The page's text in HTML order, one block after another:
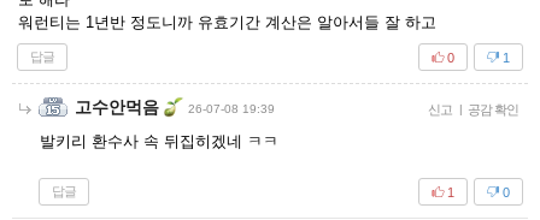
워런티는 1년반 정도니까 유효기간 계산은 알아서들 잘 하고
답글 1
0
고수안먹음 26-07-08 19:39 신고 | 공감 확인
발키리 환수사 속 뒤집히겠네 ㅋㅋ
답글 0
1